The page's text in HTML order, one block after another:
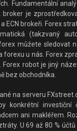
Fundamentální
broker je
ECN brokeři. Forex
(takzvaný
můžete sledovat
u nás. Forex
robot je jiný
bez obchodníka.
na serveru
konkrétní investiční
ani makléřem.
U 69 až 80 %